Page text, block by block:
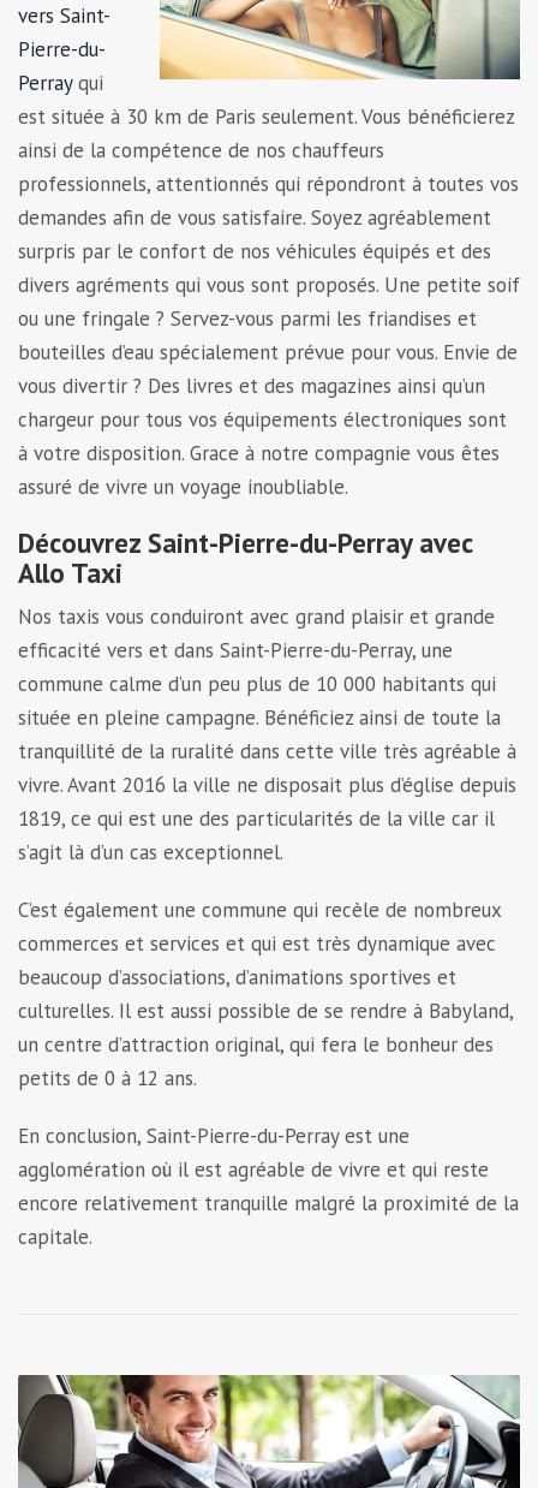
vers Saint-
Pierre-du-
Perrayqui
est située à 30 km de Paris seulement. Vous bénéficierez
ainsi de la compétence de nos chauffeurs
professionnels, attentionnés qui répondront à toutes vos
demandes afin de vous satisfaire. Soyez agréablement
surpris par le confort de nos véhicules équipés et des
divers agréments qui vous sont proposés. Une petite soif
ou une fringale ? Servez-vous parmi les friandises et
bouteilles d’eau spécialement prévue pour vous. Envie de
vous divertir ? Des livres et des magazines ainsi qu’un
chargeur pour tous vos équipements électroniques sont
à votre disposition. Grace à notre compagnie vous êtes
assuré de vivre un voyage inoubliable.
Découvrez Saint-Pierre-du-Perray avec
Allo Taxi
Nos taxis vous conduiront avec grand plaisir et grande
efficacité vers et dans Saint-Pierre-du-Perray, une
commune calme d’un peu plus de 10 000 habitants qui
située en pleine campagne. Bénéficiez ainsi de toute la
tranquillité de la ruralité dans cette ville très agréable à
vivre. Avant 2016 la ville ne disposait plus d’église depuis
1819, ce qui est une des particularités de la ville car il
s’agit là d’un cas exceptionnel.
C’est également une commune qui recèle de nombreux
commerces et services et qui est très dynamique avec
beaucoup d’associations, d’animations sportives et
culturelles. Il est aussi possible de se rendre à Babyland,
un centre d’attraction original, qui fera le bonheur des
petits de 0 à 12 ans.
En conclusion, Saint-Pierre-du-Perray est une
agglomération où il est agréable de vivre et qui reste
encore relativement tranquille malgré la proximité de la
capitale.